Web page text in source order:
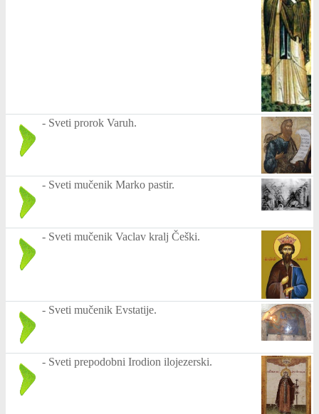
- Sveti prorok Varuh.
- Sveti mučenik Marko pastir.
- Sveti mučenik Vaclav kralj Češki.
- Sveti mučenik Evstatije.
- Sveti prepodobni Irodion ilojezerski.